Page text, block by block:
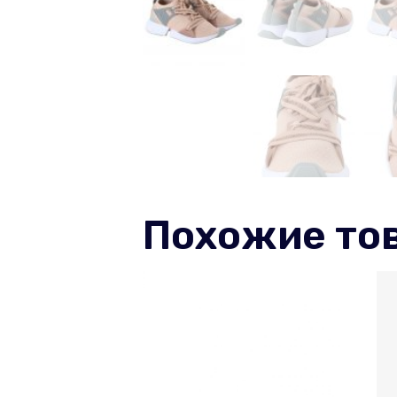
Похожие